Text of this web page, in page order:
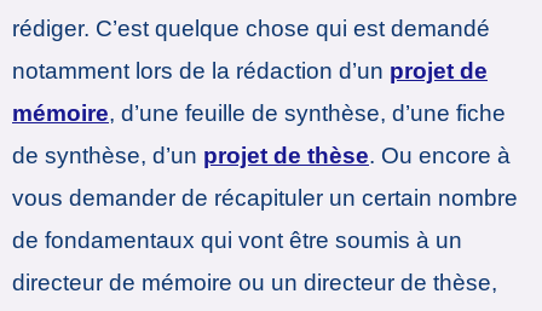
rédiger. C’est quelque chose qui est demandé
notamment lors de la rédaction d’un projet de
mémoire, d’une feuille de synthèse, d’une fiche
de synthèse, d’un projet de thèse. Ou encore à
vous demander de récapituler un certain nombre
de fondamentaux qui vont être soumis à un
directeur de mémoire ou un directeur de thèse,